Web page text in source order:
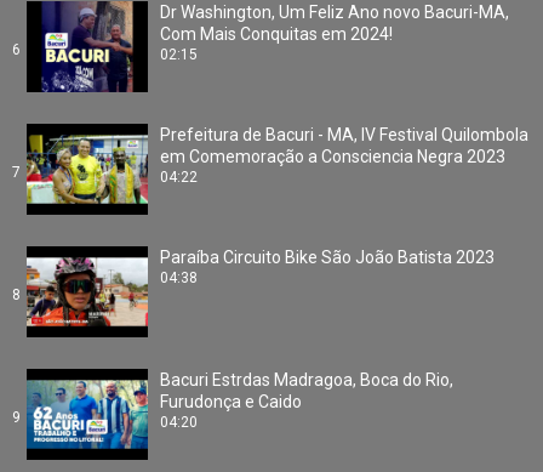
6
Dr Washington, Um Feliz Ano novo Bacuri-MA,
Com Mais Conquitas em 2024!
02:15
7
Prefeitura de Bacuri - MA, IV Festival Quilombola
em Comemoração a Consciencia Negra 2023
04:22
8
Paraíba Circuito Bike São João Batista 2023
04:38
9
Bacuri Estrdas Madragoa, Boca do Rio,
Furudonça e Caido
04:20